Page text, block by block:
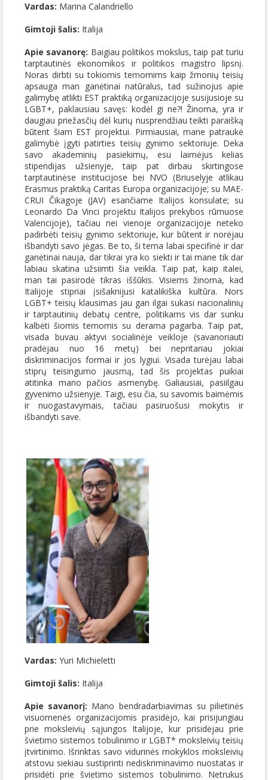
Vardas: Marina Calandriello
Gimtoji šalis: Italija
Apie savanorę: Baigiau politikos mokslus, taip pat turiu
tarptautinės ekonomikos ir politikos magistro lipsnį.
Noras dirbti su tokiomis temomims kaip žmonių teisių
apsauga man ganėtinai natūralus, tad sužinojus apie
galimybę atlikti EST praktiką organizacijoje susijusioje su
LGBT+, paklausiau savęs: kodėl gi ne?! Žinoma, yra ir
daugiau priežasčių dėl kurių nusprendžiau teikti paraišką
būtent šiam EST projektui. Pirmiausiai, mane patraukė
galimybė įgyti patirties teisių gynimo sektoriuje. Deka
savo akademinių pasiekimų, esu laimėjus kelias
stipendijas užsienyje, taip pat dirbau skirtingose
tarptautinėse institucijose bei NVO (Briuselyje atlikau
Erasmus praktiką Caritas Europa organizacijoje; su MAE-
CRUI Čikagoje (JAV) esančiame Italijos konsulate; su
Leonardo Da Vinci projektu Italijos prekybos rūmuose
Valencijoje), tačiau nei vienoje organizacijoje neteko
padirbėti teisių gynimo sektoriuje, kur būtent ir norėjau
išbandyti savo jėgas. Be to, ši tema labai specifinė ir dar
ganėtinai nauja, dar tikrai yra ko siekti ir tai mane tik dar
labiau skatina užsiimti šia veikla. Taip pat, kaip italei,
man tai pasirodė tikras iššūkis. Visiems žinoma, kad
Italijoje stipriai įsišaknijusi katalikiška kultūra. Nors
LGBT+ teisių klausimas jau gan ilgai sukasi nacionalinių
ir tarptautinių debatų centre, politikams vis dar sunku
kalbėti šiomis temomis su derama pagarba. Taip pat,
visada buvau aktyvi socialinėje veikloje (savanoriauti
pradėjau nuo 16 metų) bei nepritariau jokiai
diskriminacijos formai ir jos lygiui. Visada turėjau labai
stiprų teisingumo jausmą, tad šis projektas puikiai
atitinka mano pačios asmenybę. Galiausiai, pasiilgau
gyvenimo užsienyje. Taigi, esu čia, su savomis baimėmis
ir nuogastavymais, tačiau pasiruošusi mokytis ir
išbandyti save.
Vardas: Yuri Michieletti
Gimtoji šalis: Italija
Apie savanorį: Mano bendradarbiavimas su pilietinės
visuomenės organizacijomis prasidėjo, kai prisijungiau
prie moksleivių sąjungos Italijoje, kur prisidėjau prie
švietimo sistemos tobulinimo ir LGBT* moksleivių teisių
įtvirtinimo. Išrinktas savo vidurinės mokyklos moksleivių
atstovu siekiau sustiprinti nediskriminavimo nuostatas ir
prisidėti prie švietimo sistemos tobulinimo. Netrukus